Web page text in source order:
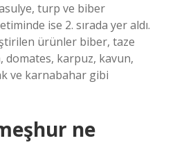
turp ve biber
ise 2. sırada yer aldı.
ürünler biber, taze
domates, karpuz, kavun,
ve karnabahar gibi
ne